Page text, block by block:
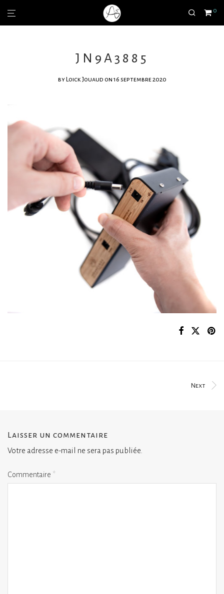
0
JN9A3885
by Loick Jouaud on 16 septembre 2020
Next
Laisser un commentaire
Votre adresse e-mail ne sera pas publiée.
Commentaire *